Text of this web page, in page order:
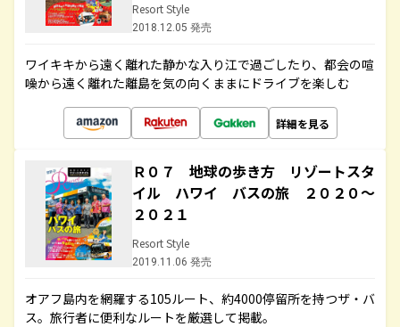
Resort Style
2018.12.05 発売
ワイキキから遠く離れた静かな入り江で過ごしたり、都会の喧
噪から遠く離れた離島を気の向くままにドライブを楽しむ
詳細を見る
Ｒ０７ 地球の歩き方 リゾートスタ
イル ハワイ バスの旅 ２０２０～
２０２１
Resort Style
2019.11.06 発売
オアフ島内を網羅する105ルート、約4000停留所を持つザ・バ
ス。旅行者に便利なルートを厳選して掲載。